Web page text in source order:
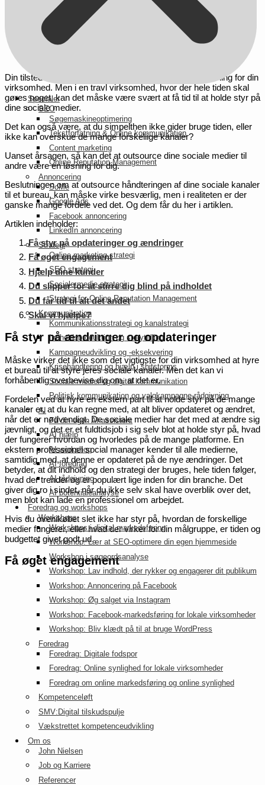
Specialer
SEO
Søgemaskineoptimering
Tekstforfatning & Online kommunikation
Content marketing
Online Reputation Management
Annoncering
SoMe
Google Ads
Facebook annoncering
LinkedIn annoncering
Strategi
Online marketing strategi
SEO strategi
Sociale medie strategi
Strategi for Online Reputation Management
Kommunikation
Kommunikationsstrategi og kanalstrategi
Indholdsproduktion og storytelling
Kampagneudvikling og -eksekvering
Krisehåndtering og hjælp i shitstorms
Sociale medier og digital kommunikation
Politisk kommunikation og valgkampagne-rådgivning
AI
Få din egen AI-assistent
AI hjælp
AI workshop
AI foredrag
AI rådgivning
AI potentialeanalyse
Foredrag og workshops
Workshops
Workshops i digital markedsføring
Workshop: Lær at SEO-optimere din egen hjemmeside
Workshop i søgeordsanalyse
Workshop: Lav indhold, der rykker og engagerer dit publikum
Workshop: Annoncering på Facebook
Workshop: Øg salget via Instagram
Workshop: Facebook-markedsføring for lokale virksomheder
Workshop: Bliv klædt på til at bruge WordPress
Foredrag
Foredrag: Digitale fodspor
Foredrag: Online synlighed for lokale virksomheder
Foredrag om online markedsføring og online synlighed
Kompetenceløft
SMV:Digital tilskudspulje
Vækstrettet kompetenceudvikling
Om os
John Nielsen
Job og Karriere
Referencer
Din tilstedeværelse på de sociale medier har stor betydning for din
virksomhed. Men i en travl virksomhed, hvor der hele tiden skal
gøres noget, kan det måske være svært at få tid til at holde styr på
dine sociale medier.
Det kan også være, at du simpelthen ikke gider bruge tiden, eller
ikke kan overskue de mange forskellige kanaler?
Uanset årsagen, så kan det at outsource dine sociale medier til
andre være en løsning for dig.
Beslutningen om at outsource håndteringen af dine sociale kanaler
til et bureau, kan måske virke besværlig, men i realiteten er der
ganske mange fordele ved det. Og dem får du her i artiklen.
Artiklen indeholder:
Få styr på opdateringer og ændringer
Få øget engagement
Hjælp dine kunder
Du slipper for at stirre dig blind på indholdet
Du får tid til alt det andet
Skal vi hjælpe?
Få styr på ændringer og opdateringer
Måske virker det ikke som det vigtigste for din virksomhed at hyre
et bureau til at styre jeres sociale kanaler. Men det kan vi
forhåbentlig overbevise dig om, at det er.
Fordelen ved at hyre en ekstern part til at holde styr på de mange
kanaler er, at du kan regne med, at alt bliver opdateret og ændret,
når det er nødvendigt. De sociale medier har det med at ændre sig
jævnligt, og det er et fuldtidsjob i sig selv blot at holde styr på, hvad
der fungerer hvordan og hvorledes på de mange platforme. En
ekstern professionel social manager kender til alle medierne,
samtidig med, at denne er opdateret på de nye ændringer. Det
betyder, at dit indhold og den strategi der bruges, hele tiden følger,
hvad der trender og er populært lige inden for din branche. Det
giver dig ro i sindet, når du ikke selv skal have overblik over det,
men blot kan lade en professionel om arbejdet.
Hvis du ovenikøbet slet ikke har styr på, hvordan de forskellige
medier fungerer, eller hvad der virker for din målgruppe, er tiden og
budgettet givet godt ud.
Få øget engagement